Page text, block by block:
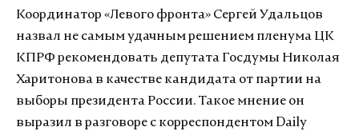
Координатор «Левого фронта» Сергей Удальцов
назвал не самым удачным решением пленума ЦК
КПРФ рекомендовать депутата Госдумы Николая
Харитонова в качестве кандидата от партии на
выборы президента России. Такое мнение он
выразил в разговоре с корреспондентом Daily